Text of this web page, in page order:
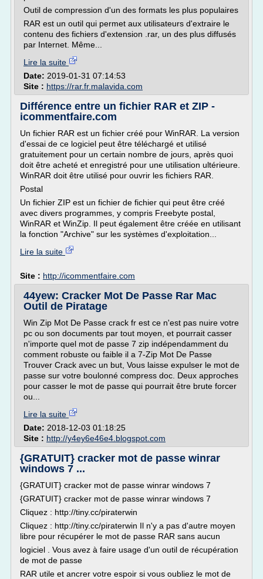
Outil de compression d'un des formats les plus populaires
RAR est un outil qui permet aux utilisateurs d'extraire le
contenu des fichiers d'extension .rar, un des plus diffusés
par Internet. Même...
Lire la suite
Date: 2019-01-31 07:14:53
Site : https://rar.fr.malavida.com
Différence entre un fichier RAR et ZIP -
icommentfaire.com
Un fichier RAR est un fichier créé pour WinRAR. La version
d'essai de ce logiciel peut être téléchargé et utilisé
gratuitement pour un certain nombre de jours, après quoi
doit être acheté et enregistré pour une utilisation ultérieure.
WinRAR doit être utilisé pour ouvrir les fichiers RAR.
Postal
Un fichier ZIP est un fichier de fichier qui peut être créé
avec divers programmes, y compris Freebyte postal,
WinRAR et WinZip. Il peut également être créée en utilisant
la fonction "Archive" sur les systèmes d'exploitation...
Lire la suite
Site : http://icommentfaire.com
44yew: Cracker Mot De Passe Rar Mac
Outil de Piratage
Win Zip Mot De Passe crack fr est ce n'est pas nuire votre
pc ou son documents par tout moyen, et pourrait casser
n'importe quel mot de passe 7 zip indépendamment du
comment robuste ou faible il a 7-Zip Mot De Passe
Trouver Crack avec un but, Vous laisse expulser le mot de
passe sur votre boulonné compress doc. Deux approches
pour casser le mot de passe qui pourrait être brute forcer
ou...
Lire la suite
Date: 2018-12-03 01:18:25
Site : http://y4ey6e46e4.blogspot.com
{GRATUIT} cracker mot de passe winrar
windows 7 ...
{GRATUIT} cracker mot de passe winrar windows 7
{GRATUIT} cracker mot de passe winrar windows 7
Cliquez : http://tiny.cc/piraterwin
Cliquez : http://tiny.cc/piraterwin Il n'y a pas d'autre moyen
libre pour récupérer le mot de passe RAR sans aucun
logiciel . Vous avez à faire usage d'un outil de récupération
de mot de passe
RAR utile et ancrer votre espoir si vous oubliez le mot de